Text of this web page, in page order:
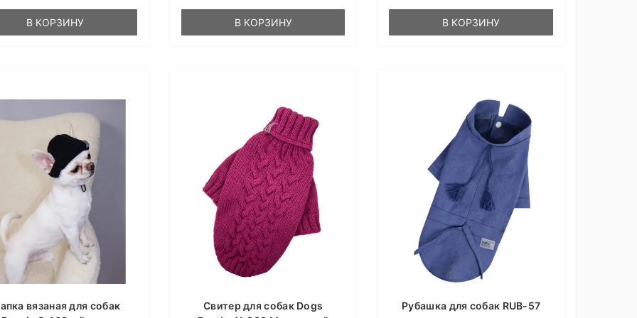
В КОРЗИНУ В КОРЗИНУ В КОРЗИНУ
вязаная для собак
Свитер для собак Dogs
Рубашка для собак RUB-57